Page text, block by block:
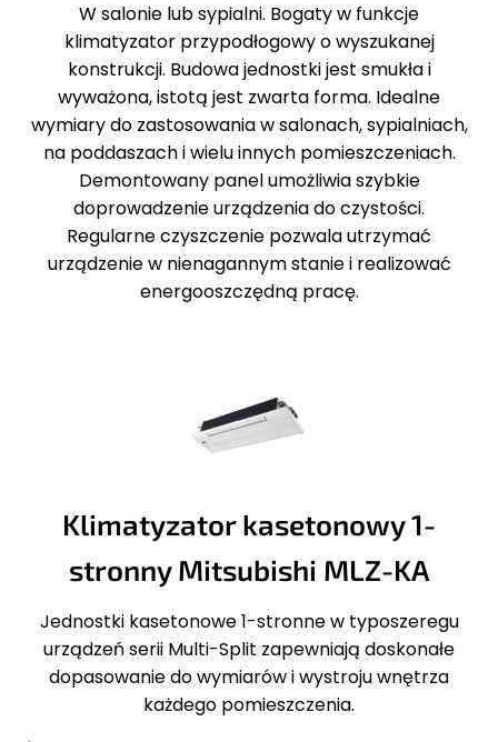
W salonie lub sypialni. Bogaty w funkcje
klimatyzator przypodłogowy o wyszukanej
konstrukcji. Budowa jednostki jest smukła i
wyważona, istotą jest zwarta forma. Idealne
wymiary do zastosowania w salonach, sypialniach,
na poddaszach i wielu innych pomieszczeniach.
Demontowany panel umożliwia szybkie
doprowadzenie urządzenia do czystości.
Regularne czyszczenie pozwala utrzymać
urządzenie w nienagannym stanie i realizować
energooszczędną pracę.
Klimatyzator kasetonowy 1-
stronny Mitsubishi MLZ-KA
Jednostki kasetonowe 1-stronne w typoszeregu
urządzeń serii Multi-Split zapewniają doskonałe
dopasowanie do wymiarów i wystroju wnętrza
każdego pomieszczenia.